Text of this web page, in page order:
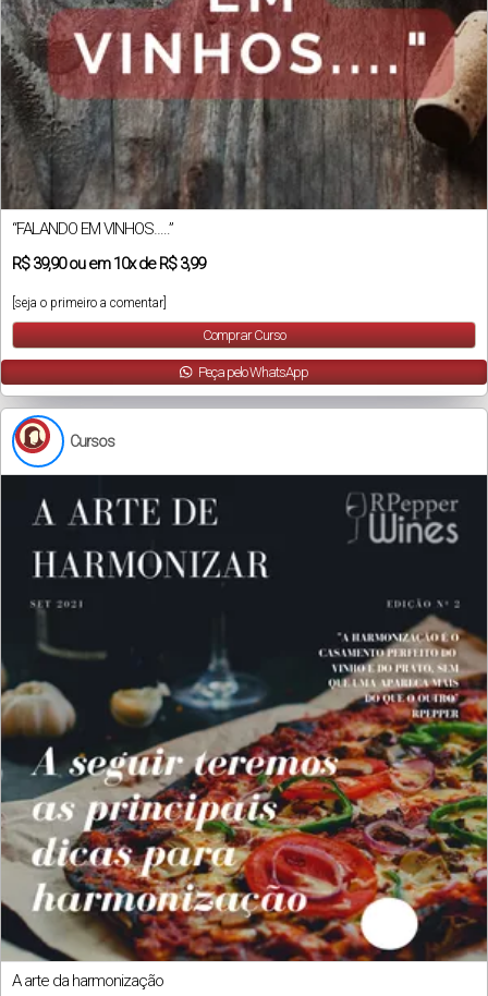
“FALANDO EM VINHOS…..”
R$39,90ou em10xde R$ 3,99
[seja o primeiro a comentar]
Comprar Curso
Peça pelo WhatsApp
Cursos
A arte da harmonização